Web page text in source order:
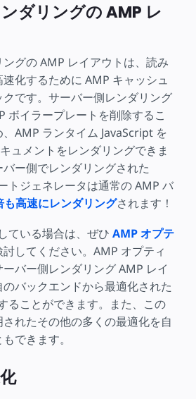
ダリングの AMP レ
グの AMP レイアウトは、読み
化するために AMP キャッシュ
です。サーバー側レンダリング
ボイラープレートを削除するこ
AMP ランタイム JavaScript を
ュメントをレンダリングできま
ー側でレンダリングされた
トジェネレータは通常の AMP バ
も高速にレンダリングされます！
ている場合は、ぜひ AMP オプテ
してください。AMP オプティ
バー側レンダリング AMP レイ
バックエンドから最適化された
ることができます。また、この
されたその他の多くの最適化を自
できます。